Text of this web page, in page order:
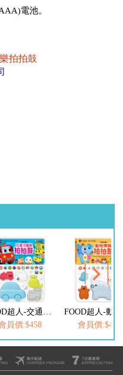
電池。
拍拍鼓
FOOD超人-交通交響樂拍拍鼓
員價:$458
會員價:$458